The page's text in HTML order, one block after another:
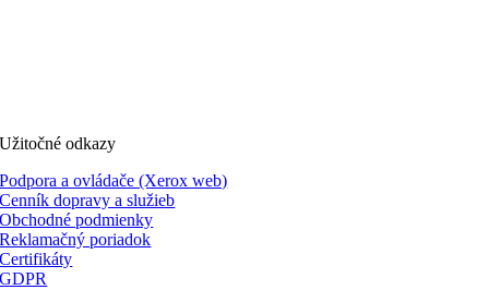
Užitočné odkazy
Podpora a ovládače (Xerox web)
Cenník dopravy a služieb
Obchodné podmienky
Reklamačný poriadok
Certifikáty
GDPR